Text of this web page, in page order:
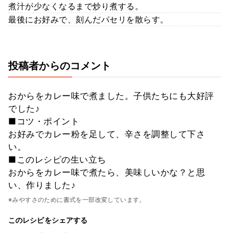
煮汁が少なくなるまで炒り煮する。
最後にお好みで、刻んだパセリを散らす。
投稿者からのコメント
おからをカレー味で煮ました。子供たちにも大好評
でした♪
■コツ・ポイント
お好みでカレー粉を足して、辛さを調整して下さ
い。
■このレシピの生い立ち
おからをカレー味で煮たら、美味しいかな？と思
い、作りました♪
※みやすさのために書式を一部改変しています。
このレシピをシェアする